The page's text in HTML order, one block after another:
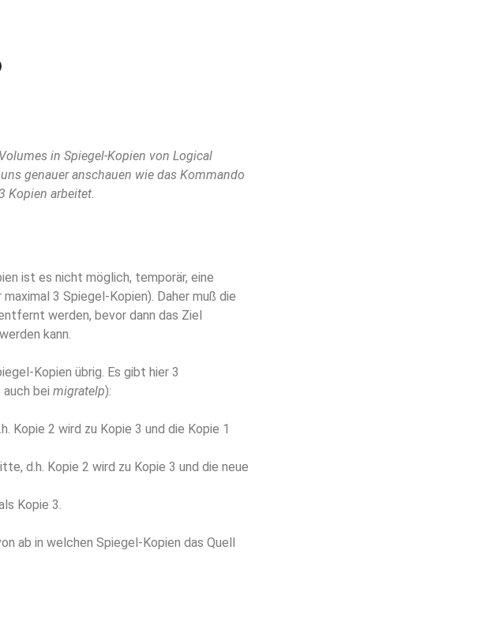
in Spiegel-Kopien von Logical
genauer anschauen wie das Kommando
Kopien arbeitet.
ist es nicht möglich, temporär, eine
3 Spiegel-Kopien). Daher muß die
werden, bevor dann das Ziel
kann.
Kopien übrig. Es gibt hier 3
bei migratelp):
Kopie 2 wird zu Kopie 3 und die Kopie 1
d.h. Kopie 2 wird zu Kopie 3 und die neue
Kopie 3.
ab in welchen Spiegel-Kopien das Quell